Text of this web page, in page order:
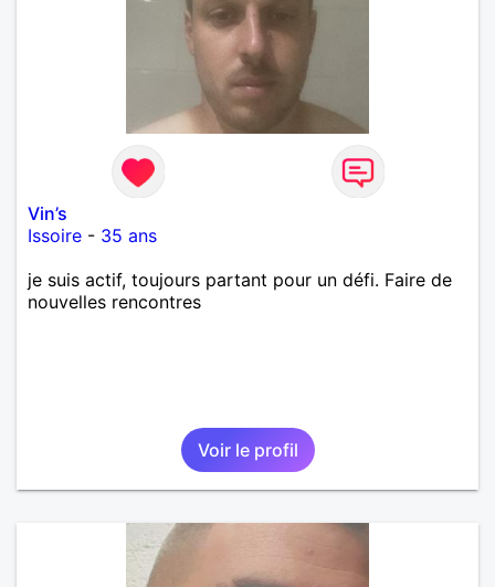
Vin’s
Issoire - 35 ans
je suis actif, toujours partant pour un défi. Faire de
nouvelles rencontres
Voir le profil